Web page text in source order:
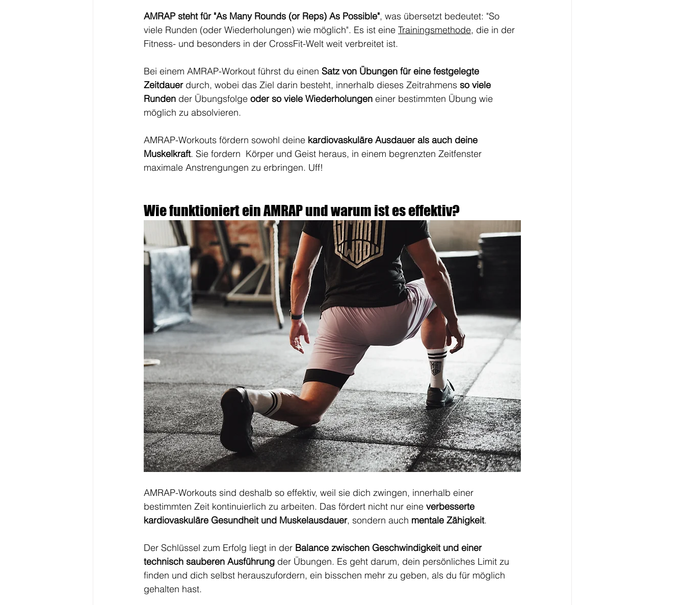
AMRAP steht für "As Many Rounds (or Reps) As Possible", was übersetzt bedeutet: "So
viele Runden (oder Wiederholungen) wie möglich". Es ist eine Trainingsmethode, die in der
Fitness- und besonders in der CrossFit-Welt weit verbreitet ist.
Bei einem AMRAP-Workout führst du einen Satz von Übungen für eine festgelegte
Zeitdauer durch, wobei das Ziel darin besteht, innerhalb dieses Zeitrahmens so viele
Runden der Übungsfolge oder so viele Wiederholungen einer bestimmten Übung wie
möglich zu absolvieren.
AMRAP-Workouts fördern sowohl deine kardiovaskuläre Ausdauer als auch deine
Muskelkraft. Sie fordern  Körper und Geist heraus, in einem begrenzten Zeitfenster
maximale Anstrengungen zu erbringen. Uff!
Wie funktioniert ein AMRAP und warum ist es effektiv?
AMRAP-Workouts sind deshalb so effektiv, weil sie dich zwingen, innerhalb einer
bestimmten Zeit kontinuierlich zu arbeiten. Das fördert nicht nur eine verbesserte
kardiovaskuläre Gesundheit und Muskelausdauer, sondern auch mentale Zähigkeit.
Der Schlüssel zum Erfolg liegt in der Balance zwischen Geschwindigkeit und einer
technisch sauberen Ausführung der Übungen. Es geht darum, dein persönliches Limit zu
finden und dich selbst herauszufordern, ein bisschen mehr zu geben, als du für möglich
gehalten hast.